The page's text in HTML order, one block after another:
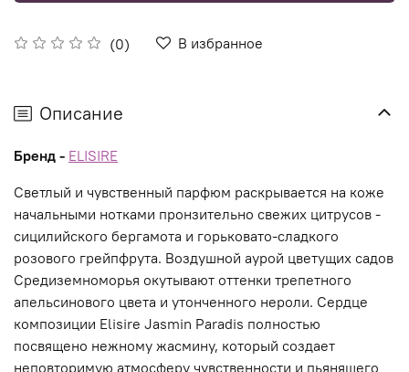
(0) В избранное
Описание
Бренд - ELISIRE
Светлый и чувственный парфюм раскрывается на коже
начальными нотками пронзительно свежих цитрусов -
сицилийского бергамота и горьковато-сладкого
розового грейпфрута. Воздушной аурой цветущих садов
Средиземноморья окутывают оттенки трепетного
апельсинового цвета и утонченного нероли. Сердце
композиции Elisire Jasmin Paradis полностью
посвящено нежному жасмину, который создает
неповторимую атмосферу чувственности и пьянящего